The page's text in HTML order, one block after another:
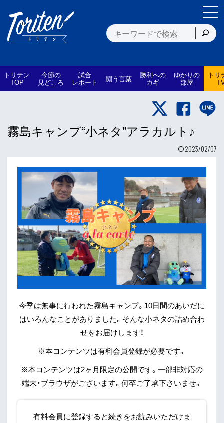
トリテン
TOP
今節の
見どころ
試合
レポート 闘う言葉 勝利への
カギ
ゆかりの
部屋
トリ
霧島キャンプ“小ネタ”アラカルト♪
2023/02/07
今季は無事に行われた霧島キャンプ。10日間のあいだに
はいろんなことがありました。そんな小ネタの詰め合わ
せをお届けします！
※本コンテンツは有料会員登録が必要です。
※本コンテンツは2ヶ月限定の公開です。一部非対応の
端末・ブラウザがございます。何卒ご了承下さいませ。
有料会員に登録すると続きをお読みいただけま